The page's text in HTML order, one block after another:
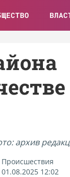
архив
Происшествия
01.08.2025 12:02